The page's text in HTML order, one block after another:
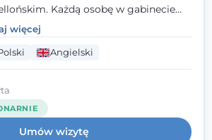
Każdą osobę w gabinecie
jak osobną historię, którą poznaję,
relację opartą na zaufaniu i
Przyjmuję w Poradni Teraply.pl w
oraz online, po polsku i po
więcej
Angielski
Umów wizytę